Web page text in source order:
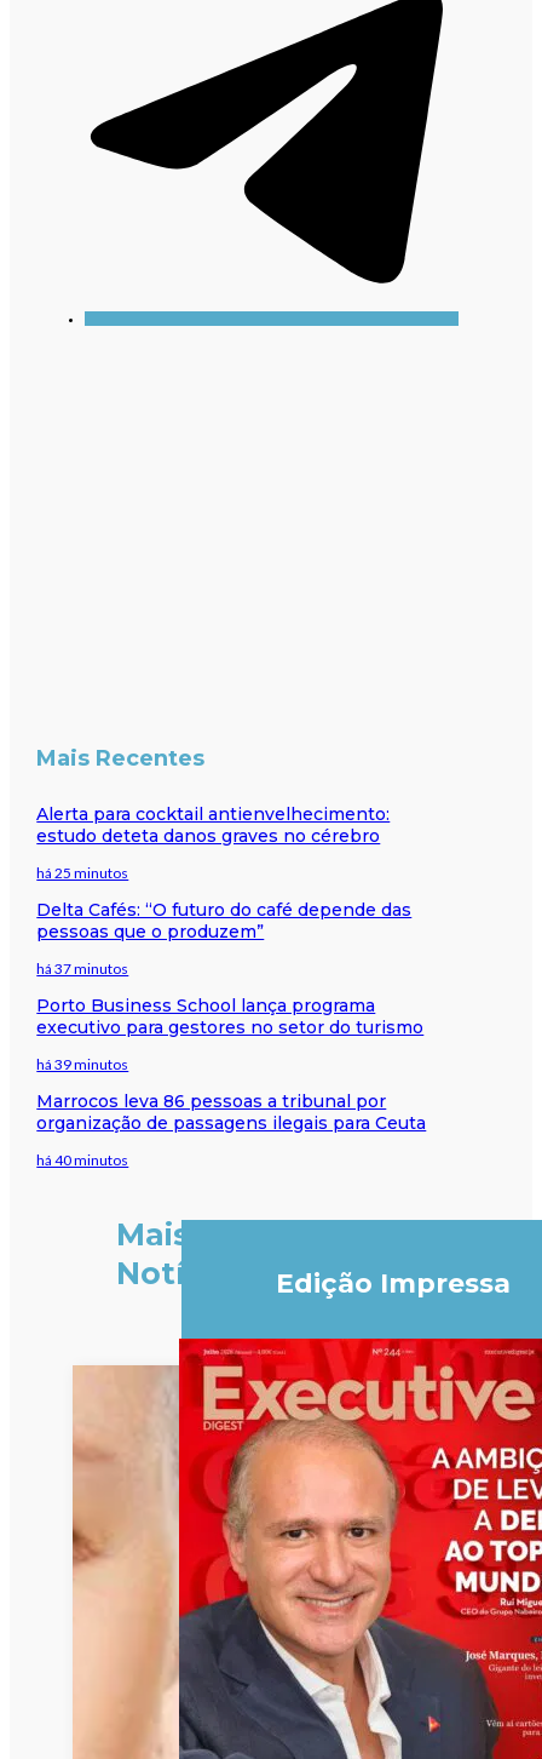
Mais Recentes
Alerta para cocktail antienvelhecimento:
estudo deteta danos graves no cérebro
há 25 minutos
Delta Cafés: “O futuro do café depende das
pessoas que o produzem”
há 37 minutos
Porto Business School lança programa
executivo para gestores no setor do turismo
há 39 minutos
Marrocos leva 86 pessoas a tribunal por
organização de passagens ilegais para Ceuta
há 40 minutos
Mais
Notícias
Edição Impressa